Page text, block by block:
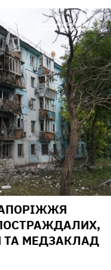
МЕДЗАКЛАД